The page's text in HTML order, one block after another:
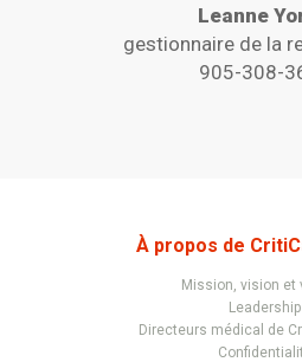
Leanne
gestionnaire de la
905-308-
À propos de
Mission, vision et
Leadership
Directeurs médical de